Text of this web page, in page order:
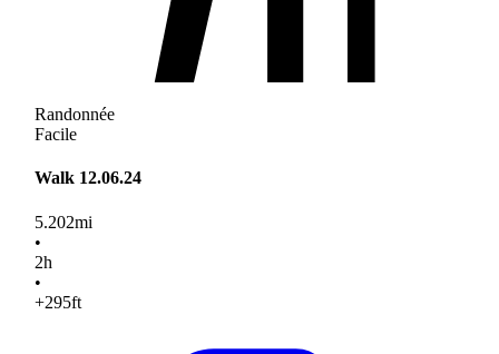
Randonnée
Facile
Walk 12.06.24
5.202mi
•
2h
•
+295ft